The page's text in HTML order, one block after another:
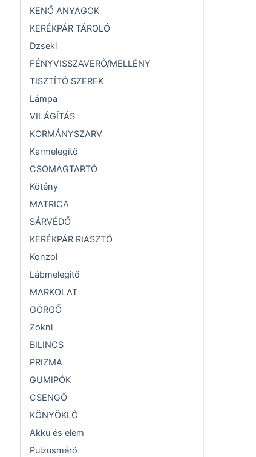
KENŐ ANYAGOK
KERÉKPÁR TÁROLÓ
Dzseki
FÉNYVISSZAVERŐ/MELLÉNY
TISZTÍTÓ SZEREK
Lámpa
VILÁGÍTÁS
KORMÁNYSZARV
Karmelegitő
CSOMAGTARTÓ
Kötény
MATRICA
SÁRVÉDŐ
KERÉKPÁR RIASZTÓ
Konzol
Lábmelegitő
MARKOLAT
GÖRGŐ
Zokni
BILINCS
PRIZMA
GUMIPÓK
CSENGŐ
KÖNYÖKLŐ
Akku és elem
Pulzusmérő